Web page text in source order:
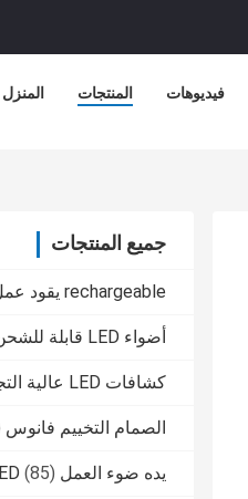
المنزل المنتجات فيديوهات
جميع المنتجات
rechargeable يقود عمل ضوء
أضواء LED قابلة للشحن
كشافات LED عالية التجويف
الصمام التخييم فانوس
يده ضوء العمل LED (85)